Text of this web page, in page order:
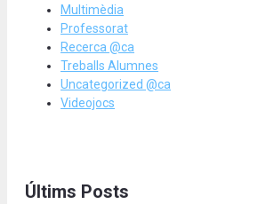
Multimèdia
Professorat
Recerca @ca
Treballs Alumnes
Uncategorized @ca
Videojocs
Últims Posts